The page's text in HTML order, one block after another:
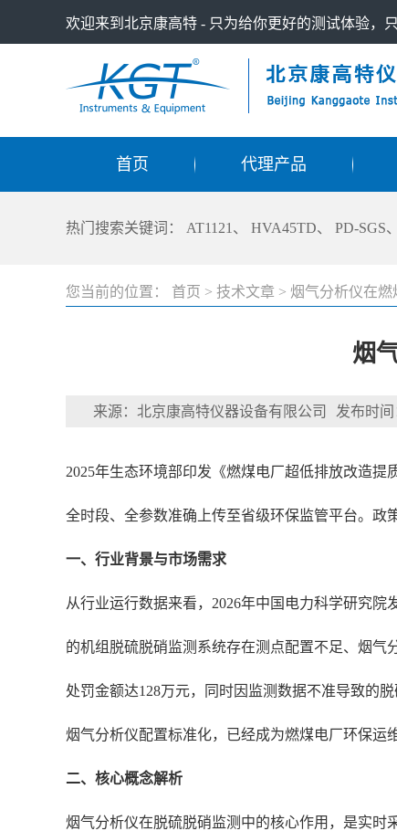
欢迎来到北京康高特 - 只为给你更好的测试体验，
首页 代理产品
热门搜索关键词： AT1121 、 HVA45TD、 PD-SGS、
您当前的位置： 首页 > 技术文章 > 烟气分析仪在燃
烟
来源：北京康高特仪器设备有限公司 发布时间
2025年生态环境部印发《燃煤电厂超低排放改造
全时段、全参数准确上传至省级环保监管平台。政
一、行业背景与市场需求
从行业运行数据来看，2026年中国电力科学研究
的机组脱硫脱硝监测系统存在测点配置不足、烟气
处罚金额达128万元，同时因监测数据不准导致的
烟气分析仪配置标准化，已经成为燃煤电厂环保运
二、核心概念解析
烟气分析仪在脱硫脱硝监测中的核心作用，是实时